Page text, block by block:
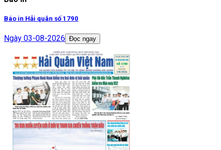
Báo in Hải quân số 1790
Ngày 03-08-2026 Đọc ngay